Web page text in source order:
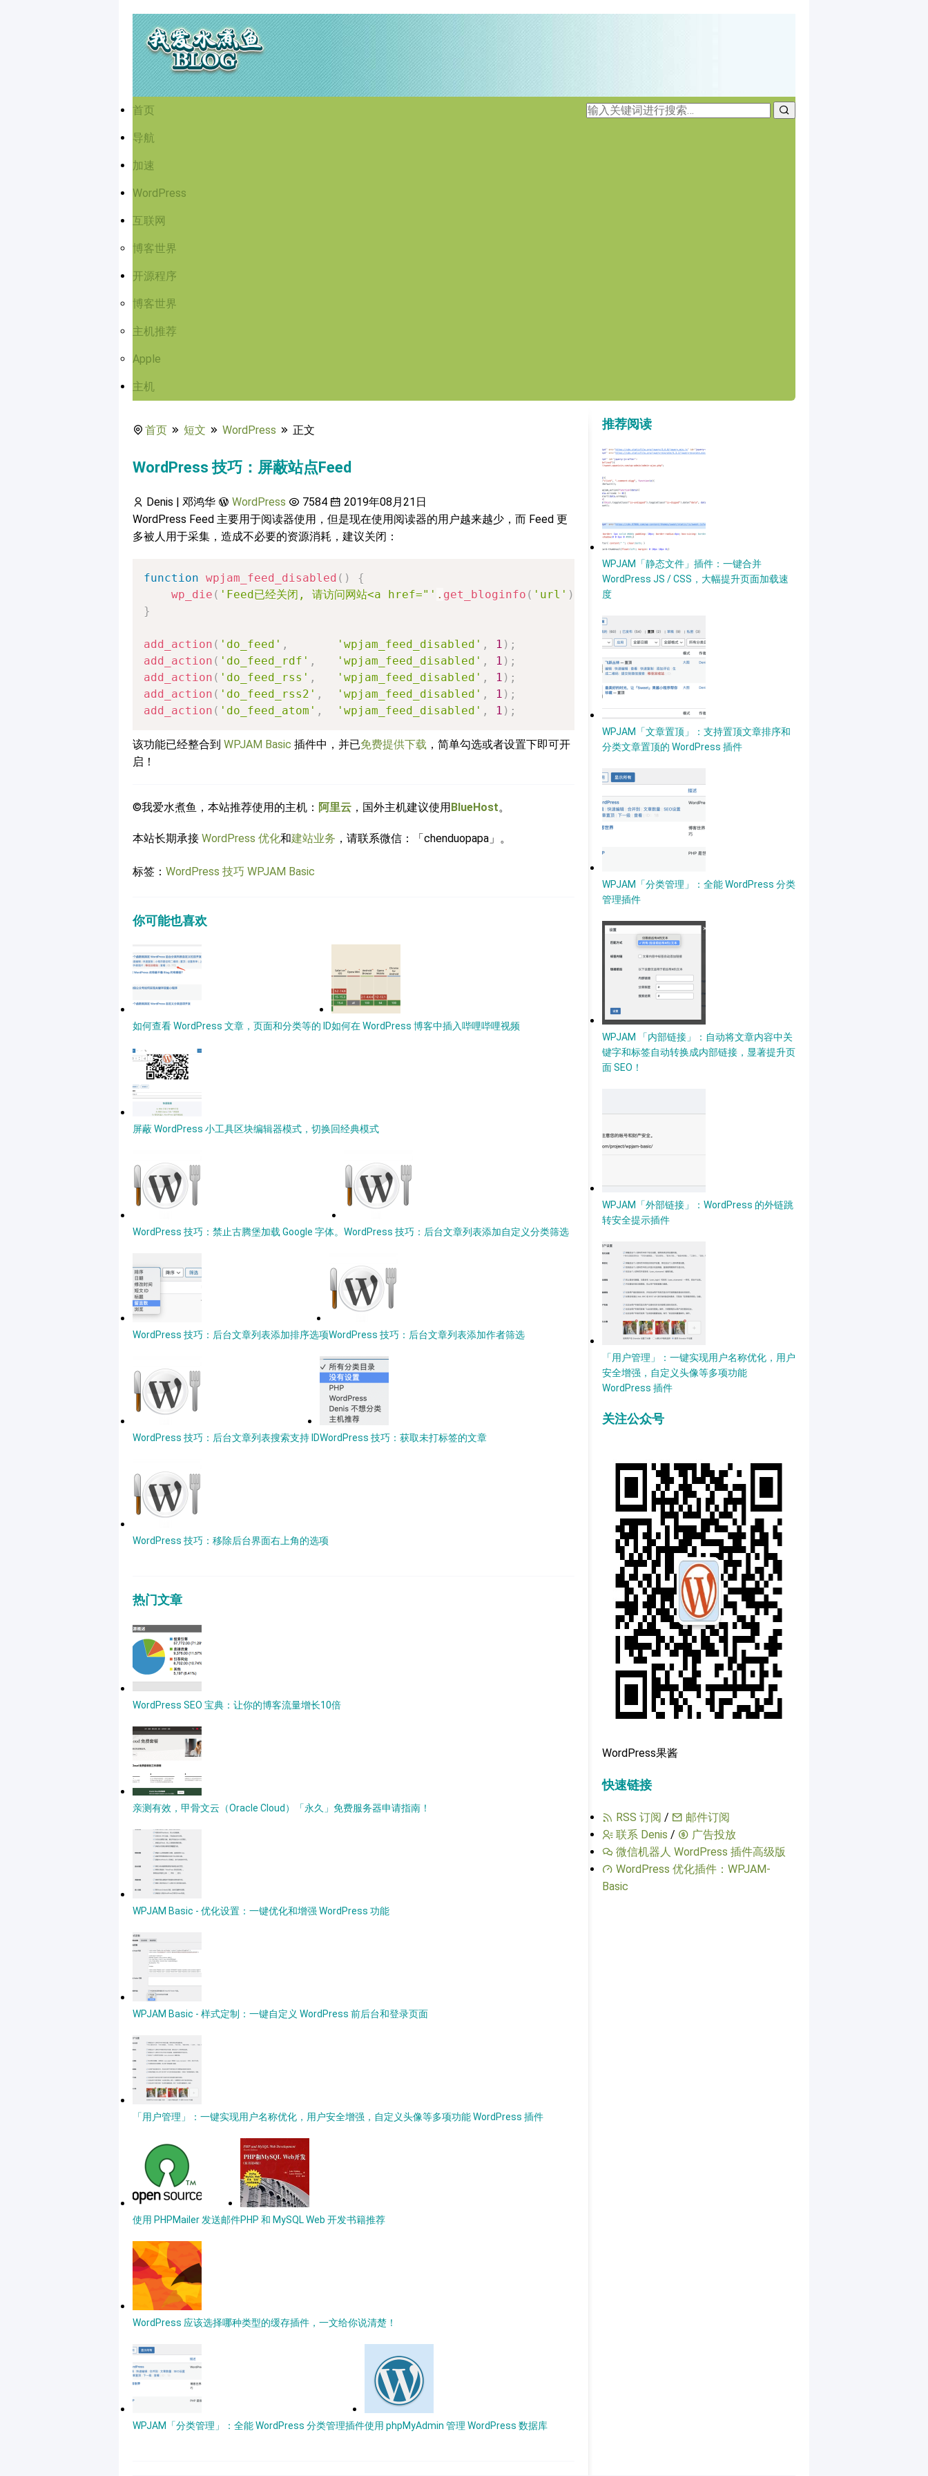
首页
导航
加速
WordPress
互联网
博客世界
开源程序
博客世界
主机推荐
Apple
主机
首页 短文 WordPress 正文
WordPress 技巧：屏蔽站点Feed
Denis | 邓鸿华 WordPress 7584
2019年08月21日
WordPress Feed 主要用于阅读器使用，但是现在使用阅读器的用户越来越少，而 Feed 更
多被人用于采集，造成不必要的资源消耗，建议关闭：
function wpjam_feed_disabled ( )
{
wp_die ( 'Feed已经关闭, 请访问网站<a href="' . get_bloginfo ( 'url' ) '">首页</a>！'
}
add_action ( 'do_feed' , 'wpjam_feed_disabled' , 1 ) ;
add_action ( 'do_feed_rdf' , 'wpjam_feed_disabled' , 1 ) ;
add_action ( 'do_feed_rss' , 'wpjam_feed_disabled' , 1 ) ;
add_action ( 'do_feed_rss2' , 'wpjam_feed_disabled' , 1 ) ;
add_action ( 'do_feed_atom' , 'wpjam_feed_disabled' , 1 ) ;
该功能已经整合到 WPJAM Basic 插件中，并已免费提供下载 ，简单勾选或者设置下即可开
启！
©我爱水煮鱼，本站推荐使用的主机： 阿里云 ，国外主机建议使用BlueHost。
本站长期承接 WordPress 优化和建站业务 ，请联系微信：「chenduopapa」。
标签： WordPress 技巧 WPJAM Basic
你可能也喜欢
如何查看 WordPress 文章，页面和分类等的 ID如何在 WordPress 博客中插入哔哩哔哩视频
屏蔽 WordPress 小工具区块编辑器模式，切换回经典模式
WordPress 技巧：禁止古腾堡加载 Google 字体。 WordPress 技巧：后台文章列表添加自定义分类筛选
WordPress 技巧：后台文章列表添加排序选项WordPress 技巧：后台文章列表添加作者筛选
WordPress 技巧：后台文章列表搜索支持 IDWordPress 技巧：获取未打标签的文章
WordPress 技巧：移除后台界面右上角的选项
热门文章
WordPress SEO 宝典：让你的博客流量增长10倍
亲测有效，甲骨文云（Oracle Cloud）「永久」免费服务器申请指南！
WPJAM Basic - 优化设置：一键优化和增强 WordPress 功能
WPJAM Basic - 样式定制：一键自定义 WordPress 前后台和登录页面
「用户管理」：一键实现用户名称优化，用户安全增强，自定义头像等多项功能 WordPress 插件
使用 PHPMailer 发送邮件PHP 和 MySQL Web 开发书籍推荐
WordPress 应该选择哪种类型的缓存插件，一文给你说清楚！
WPJAM「分类管理」：全能 WordPress 分类管理插件使用 phpMyAdmin 管理 WordPress 数据库
推荐阅读
WPJAM「静态文件」插件：一键合并
WordPress JS / CSS，大幅提升页面加载速
度
WPJAM「文章置顶」：支持置顶文章排序和
分类文章置顶的 WordPress 插件
WPJAM「分类管理」：全能 WordPress 分类
管理插件
WPJAM 「内部链接」：自动将文章内容中关
键字和标签自动转换成内部链接，显著提升页
面 SEO！
WPJAM「外部链接」：WordPress 的外链跳
转安全提示插件
「用户管理」：一键实现用户名称优化，用户
安全增强，自定义头像等多项功能
WordPress 插件
关注公众号
WordPress果酱
快速链接
RSS 订阅 /
邮件订阅
联系 Denis /
广告投放
微信机器人 WordPress 插件高级版
WordPress 优化插件：WPJAM-
Basic